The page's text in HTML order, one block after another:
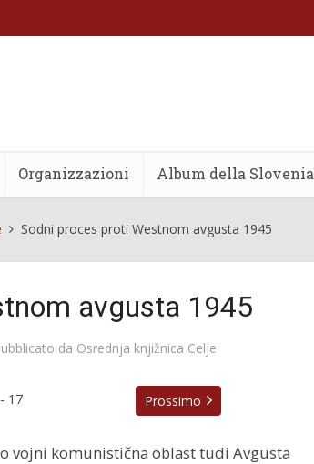
Organizzazioni Album della Slovenia
Sodni proces proti Westnom avgusta 1945
avgusta 1945
da Osrednja knjižnica Celje
- 17 Prossimo
vojni komunistična oblast tudi Avgusta